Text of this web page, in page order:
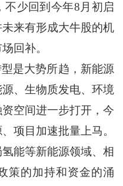
不少回到今年8月初启
来有形成大牛股的机
回补。
是大势所趋，新能源
、生物质发电、环境
空间进一步打开，今
项目加速批量上马。
能等新能源领域、相
策的加持和资金的涌